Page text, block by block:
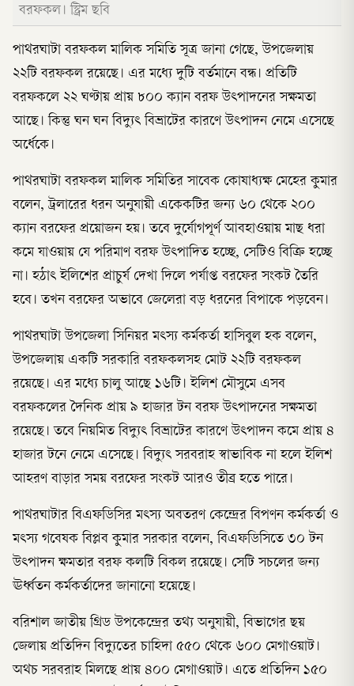
বরফকল। স্ট্রিম ছবি
পাথরঘাটা বরফকল মালিক সমিতি সূত্র জানা গেছে, উপজেলায়
২২টি বরফকল রয়েছে। এর মধ্যে দুটি বর্তমানে বন্ধ। প্রতিটি
বরফকলে ২২ ঘণ্টায় প্রায় ৮০০ ক্যান বরফ উৎপাদনের সক্ষমতা
আছে। কিন্তু ঘন ঘন বিদ্যুৎ বিভ্রাটের কারণে উৎপাদন নেমে এসেছে
অর্ধেকে।
পাথরঘাটা বরফকল মালিক সমিতির সাবেক কোষাধ্যক্ষ মেহের কুমার
বলেন, ট্রলারের ধরন অনুযায়ী একেকটির জন্য ৬০ থেকে ২০০
ক্যান বরফের প্রয়োজন হয়। তবে দুর্যোগপূর্ণ আবহাওয়ায় মাছ ধরা
কমে যাওয়ায় যে পরিমাণ বরফ উৎপাদিত হচ্ছে, সেটিও বিক্রি হচ্ছে
না। হঠাৎ ইলিশের প্রাচুর্য দেখা দিলে পর্যাপ্ত বরফের সংকট তৈরি
হবে। তখন বরফের অভাবে জেলেরা বড় ধরনের বিপাকে পড়বেন।
পাথরঘাটা উপজেলা সিনিয়র মৎস্য কর্মকর্তা হাসিবুল হক বলেন,
উপজেলায় একটি সরকারি বরফকলসহ মোট ২২টি বরফকল
রয়েছে। এর মধ্যে চালু আছে ১৬টি। ইলিশ মৌসুমে এসব
বরফকলের দৈনিক প্রায় ৯ হাজার টন বরফ উৎপাদনের সক্ষমতা
রয়েছে। তবে নিয়মিত বিদ্যুৎ বিভ্রাটের কারণে উৎপাদন কমে প্রায় ৪
হাজার টনে নেমে এসেছে। বিদ্যুৎ সরবরাহ স্বাভাবিক না হলে ইলিশ
আহরণ বাড়ার সময় বরফের সংকট আরও তীব্র হতে পারে।
পাথরঘাটার বিএফডিসির মৎস্য অবতরণ কেন্দ্রের বিপণন কর্মকর্তা ও
মৎস্য গবেষক বিপ্লব কুমার সরকার ব‌লেন, বিএফডিসিতে ৩০ টন
উৎপাদন ক্ষমতার বরফ কল‌টি বিকল র‌য়ে‌ছে। সে‌টি সচ‌লের জন্য
ঊর্ধ্বতন কর্মকর্তাদের জানা‌নো হ‌য়ে‌ছে।
বরিশাল জাতীয় গ্রিড উপকেন্দ্রের তথ্য অনুযায়ী, বিভাগের ছয়
জেলায় প্রতিদিন বিদ্যুতের চাহিদা ৫৫০ থেকে ৬০০ মেগাওয়াট।
অথচ সরবরাহ মিলছে প্রায় ৪০০ মেগাওয়াট। এতে প্রতিদিন ১৫০